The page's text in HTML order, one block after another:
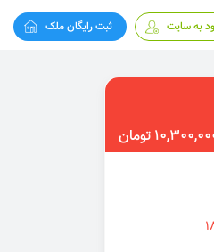
به سایت ثبت رایگان ملک
تومان